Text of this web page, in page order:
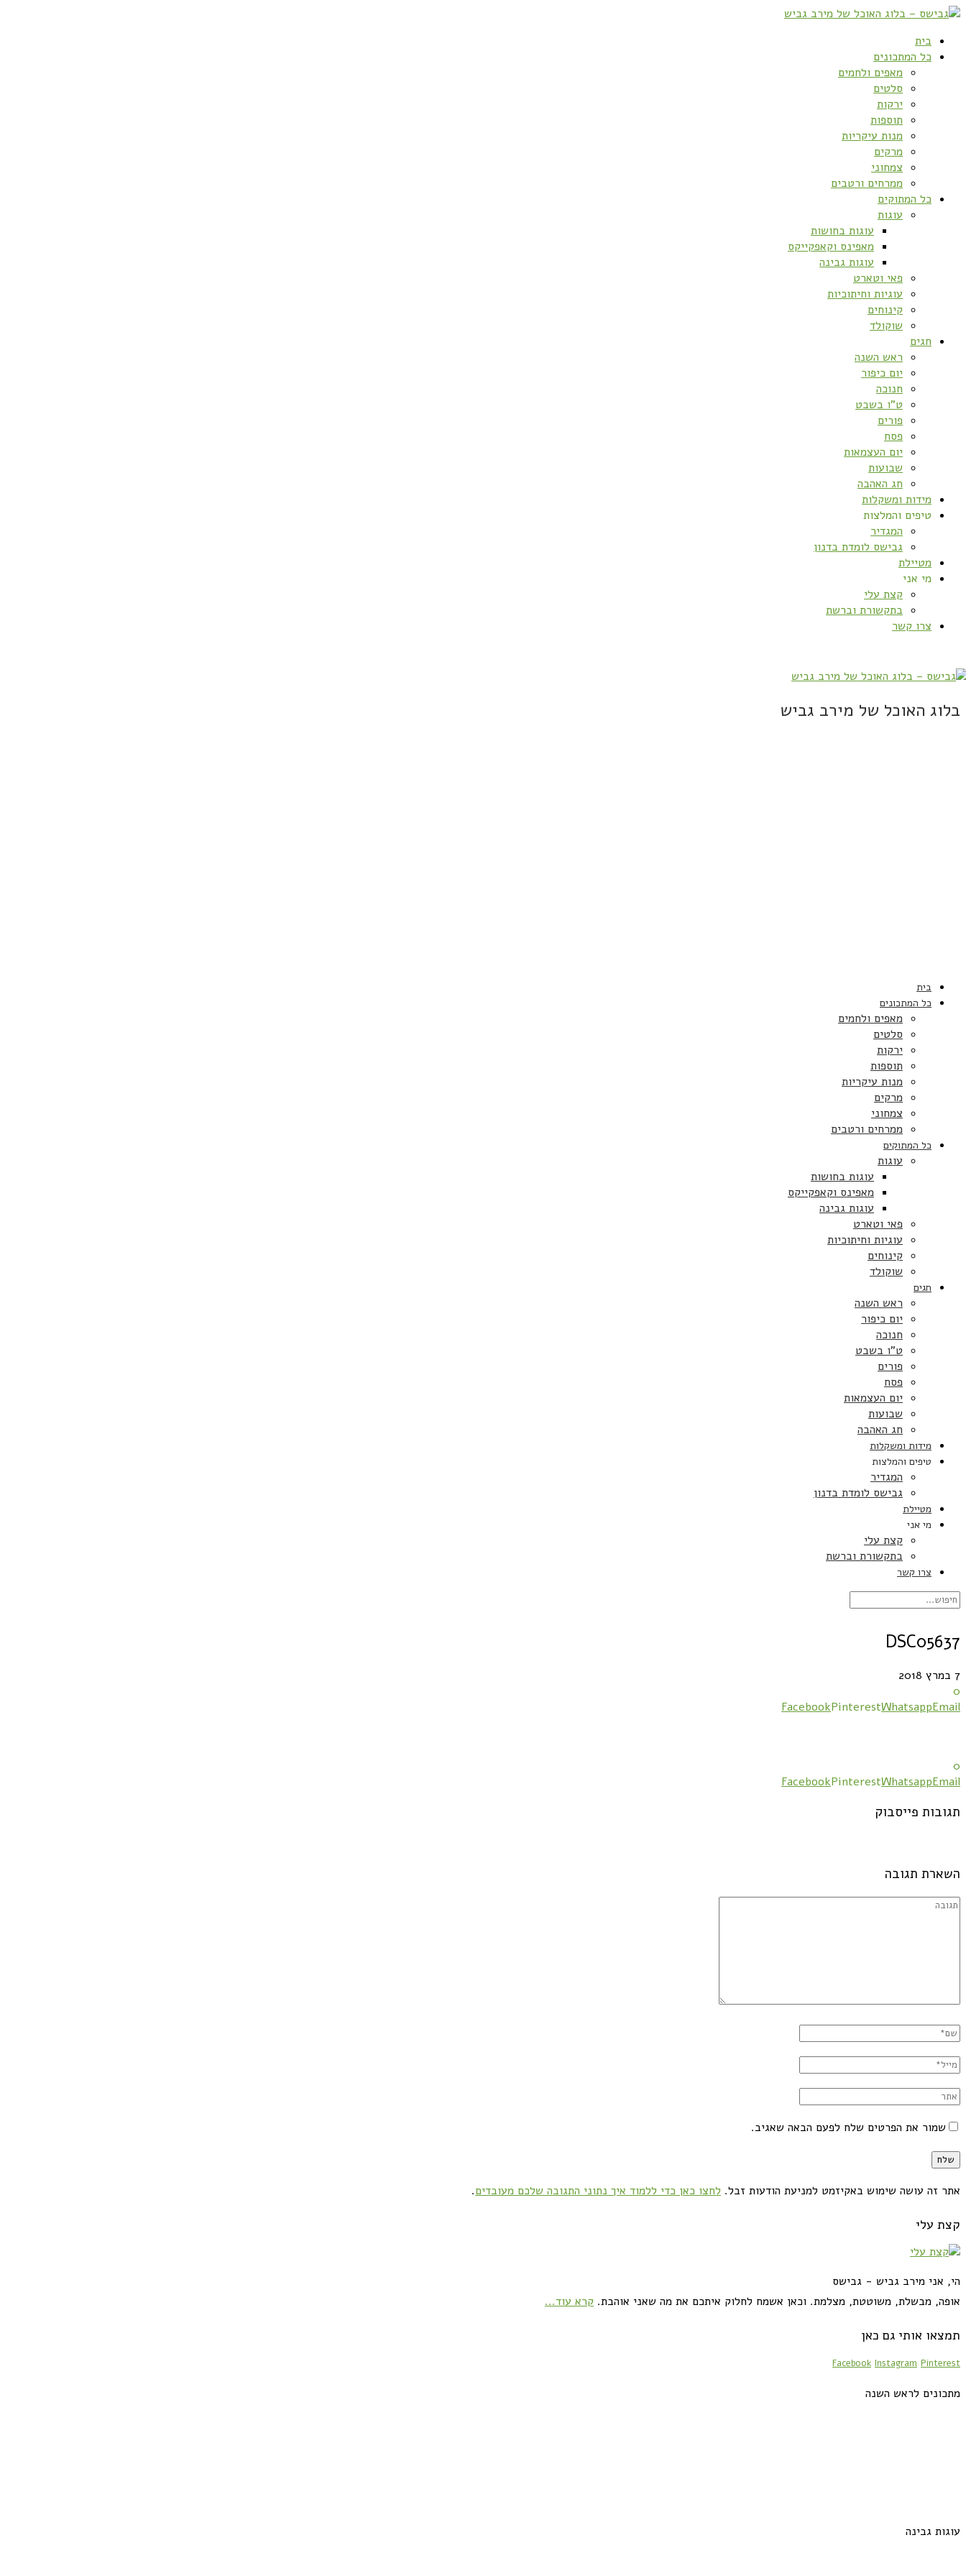
בית
כל המתכונים
מאפים ולחמים
סלטים
ירקות
תוספות
מנות עיקריות
מרקים
צמחוני
ממרחים ורטבים
כל המתוקים
עוגות
עוגות בחושות
מאפינס וקאפקייקס
עוגות גבינה
פאי וטארט
עוגיות וחיתוכיות
קינוחים
שוקולד
חגים
ראש השנה
יום כיפור
חנוכה
ט”ו בשבט
פורים
פסח
יום העצמאות
שבועות
חג האהבה
מידות ומשקלות
טיפים והמלצות
המגדיר
גבישס לומדת בדנון
מטיילת
מי אני
קצת עלי
בתקשורת וברשת
צרו קשר
בלוג האוכל של מירב גביש
בית
כל המתכונים
מאפים ולחמים
סלטים
ירקות
תוספות
מנות עיקריות
מרקים
צמחוני
ממרחים ורטבים
כל המתוקים
עוגות
עוגות בחושות
מאפינס וקאפקייקס
עוגות גבינה
פאי וטארט
עוגיות וחיתוכיות
קינוחים
שוקולד
חגים
ראש השנה
יום כיפור
חנוכה
ט”ו בשבט
פורים
פסח
יום העצמאות
שבועות
חג האהבה
מידות ומשקלות
טיפים והמלצות
המגדיר
גבישס לומדת בדנון
מטיילת
מי אני
קצת עלי
בתקשורת וברשת
צרו קשר
DSC05637
7 במרץ 2018
0
FacebookPinterestWhatsappEmail
0
FacebookPinterestWhatsappEmail
תגובות פייסבוק
השארת תגובה
שמור את הפרטים שלח לפעם הבאה שאגיב.
אתר זה עושה שימוש באקיזמט למניעת הודעות זבל. לחצו כאן כדי ללמוד איך נתוני התגובה שלכם מעובדים.
קצת עלי
הי, אני מירב גביש - גבישס
אופה, מבשלת, משוטטת, מצלמת. וכאן אשמח לחלוק איתכם את מה שאני אוהבת. קרא עוד...
תמצאו אותי גם כאן
Facebook Instagram Pinterest
מתכונים לראש השנה
עוגות גבינה